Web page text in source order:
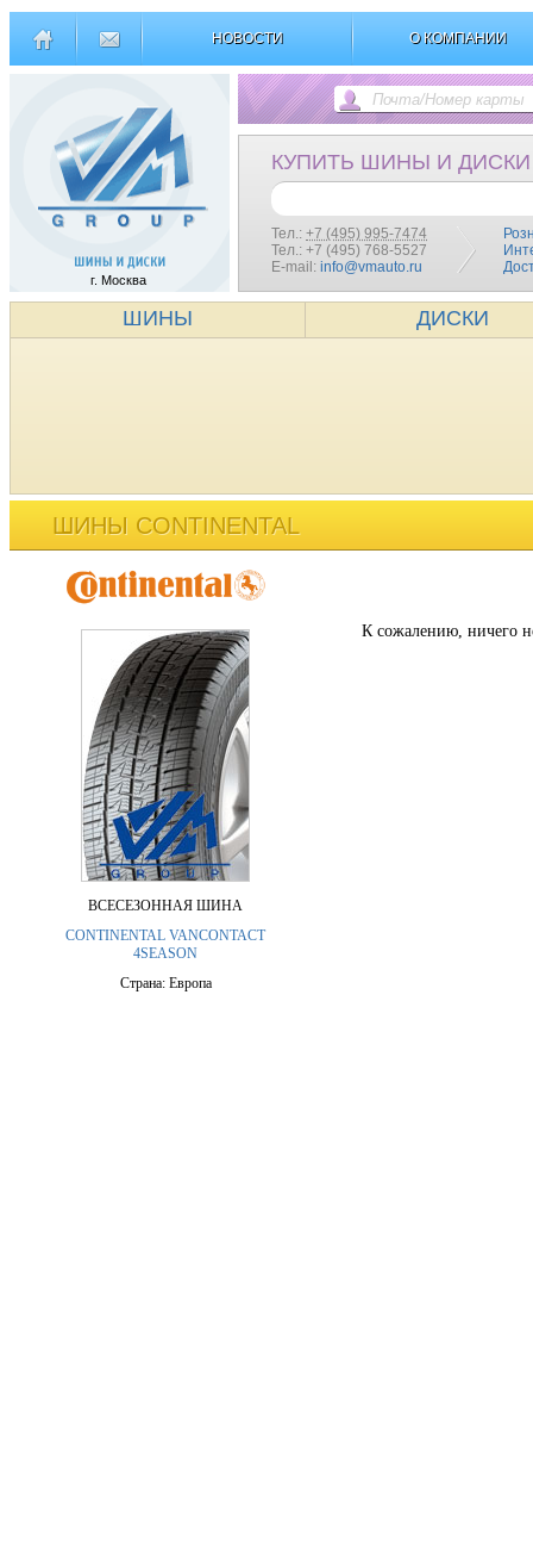
НОВОСТИ О КОМПАНИИ
г. Москва
КУПИТЬ ШИНЫ И ДИСКИ
Тел.: +7 (495) 995-7474
Тел.: +7 (495) 768-5527
E-mail: info@vmauto.ru
ШИНЫ ДИСКИ
ШИНЫ CONTINENTAL
ВСЕСЕЗОННАЯ ШИНА
CONTINENTAL VANCONTACT
4SEASON
Страна: Европа
К сожалению, ничего